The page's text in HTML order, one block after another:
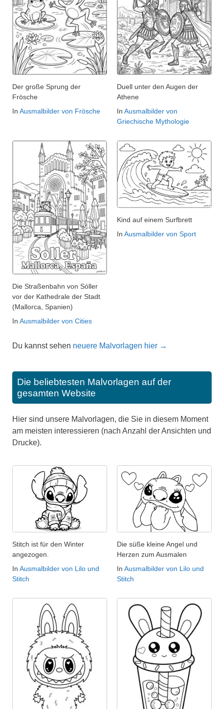
Der große Sprung der
Frösche
In Ausmalbilder von Frösche
Duell unter den Augen der
Athene
In Ausmalbilder von
Griechische Mythologie
Die Straßenbahn von Sóller
vor der Kathedrale der Stadt
(Mallorca, Spanien)
In Ausmalbilder von Cities
Kind auf einem Surfbrett
In Ausmalbilder von Sport
Du kannst sehen neuere Malvorlagen hier →
Die beliebtesten Malvorlagen auf der
gesamten Website
Hier sind unsere Malvorlagen, die Sie in diesem Moment
am meisten interessieren (nach Anzahl der Ansichten und
Drucke).
Stitch ist für den Winter
angezogen.
In Ausmalbilder von Lilo und
Stitch
Die süße kleine Angel und
Herzen zum Ausmalen
In Ausmalbilder von Lilo und
Stitch